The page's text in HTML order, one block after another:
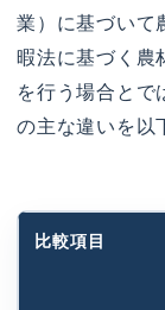
業）に基づいて
暇法に基づく農
を行う場合とで
の主な違いを以
比較項目